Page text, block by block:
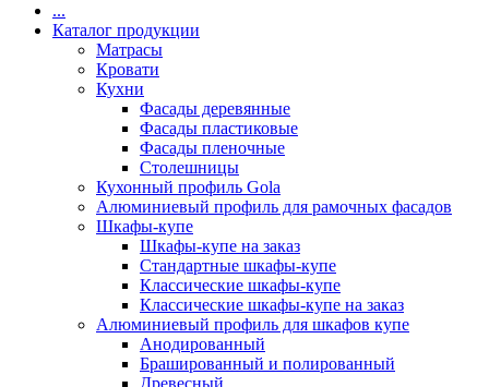
...
Каталог продукции
Матрасы
Кровати
Кухни
Фасады деревянные
Фасады пластиковые
Фасады пленочные
Столешницы
Кухонный профиль Gola
Алюминиевый профиль для рамочных фасадов
Шкафы-купе
Шкафы-купе на заказ
Стандартные шкафы-купе
Классические шкафы-купе
Классические шкафы-купе на заказ
Алюминиевый профиль для шкафов купе
Анодированный
Брашированный и полированный
Древесный